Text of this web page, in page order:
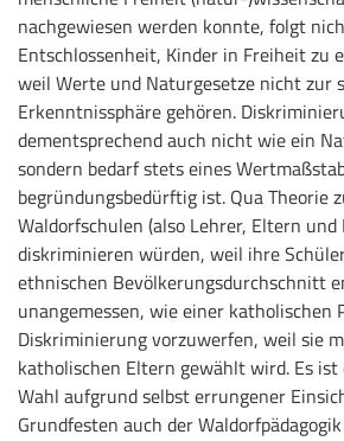
nachgewiesen werden konnte, folgt
Entschlossenheit, Kinder in Freiheit zu
weil Werte und Naturgesetze nicht zur
Erkenntnissphäre gehören.
dementsprechend auch nicht wie ein
sondern bedarf stets eines
begründungsbedürftig ist. Qua Theorie
Waldorfschulen (also Lehrer, Eltern und
diskriminieren würden, weil ihre
ethnischen Bevölkerungsdurchschnitt
unangemessen, wie einer katholischen
Diskriminierung vorzuwerfen, weil sie
katholischen Eltern gewählt wird. Es ist
Wahl aufgrund selbst errungener
Grundfesten auch der